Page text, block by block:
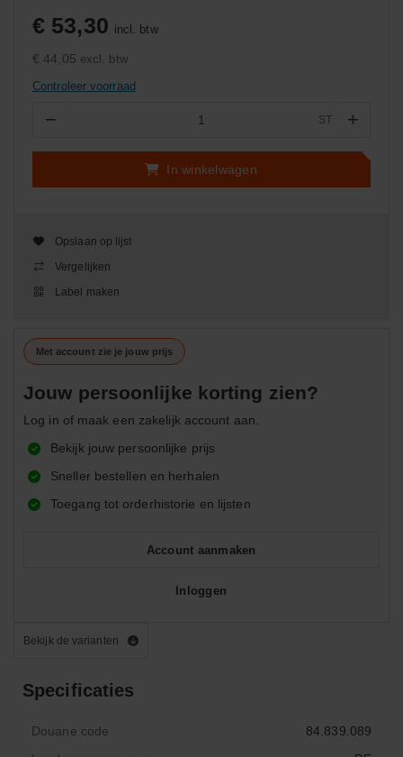
Bekijk de varianten
Specificaties
Douane code
84.839.089
€ 53,30 incl. btw
€ 44,05 excl. btw
Controleer voorraad
− ST +
In winkelwagen
Opslaan op lijst
Vergelijken
Label maken
Met account zie je jouw prijs
Jouw persoonlijke korting zien?
Log in of maak een zakelijk account aan.
Bekijk jouw persoonlijke prijs
Sneller bestellen en herhalen
Toegang tot orderhistorie en lijsten
Account aanmaken
Inloggen